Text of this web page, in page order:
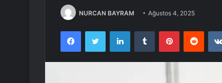
NURCAN BAYRAM Ağustos 4, 2025
FacebookTwitter LinkedInTumblr Pinterest